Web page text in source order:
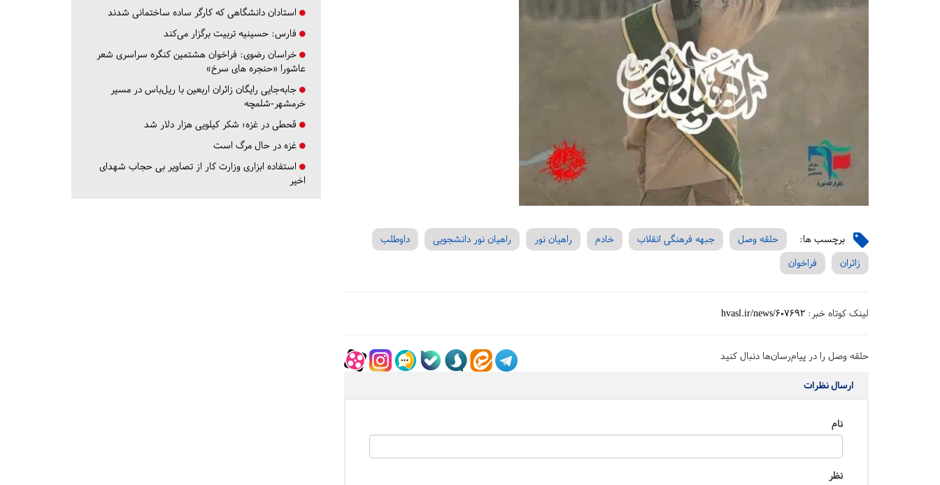
برچسب ها: حلقه وصل جبهه فرهنگی انقلاب خادم راهیان نور راهیان نور دانشجویی
داوطلب
زائران
فراخوان
لینک کوتاه خبر: hvasl.ir/news/607692
حلقه وصل را در پیام‌رسان‌ها دنبال کنید
ارسال نظرات
نام
نظر
استادان دانشگاهی که کارگر ساده ساختمانی شدند
فارس: حسینیه تربیت برگزار می‌کند
خراسان رضوی: فراخوان هشتمین کنگره سراسری شعر
عاشورا «حنجره های سرخ»
جابه‌جایی رایگان زائران اربعین با ریل‌باس در مسیر
خرمشهر-شلمچه
قحطی در غزه؛ شکر کیلویی هزار دلار شد
غزه در حال مرگ است
استفاده ابزاری وزارت کار از تصاویر بی حجاب شهدای
اخیر